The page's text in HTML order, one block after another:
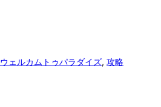
ウェルカムトゥパラダイズ, 攻略